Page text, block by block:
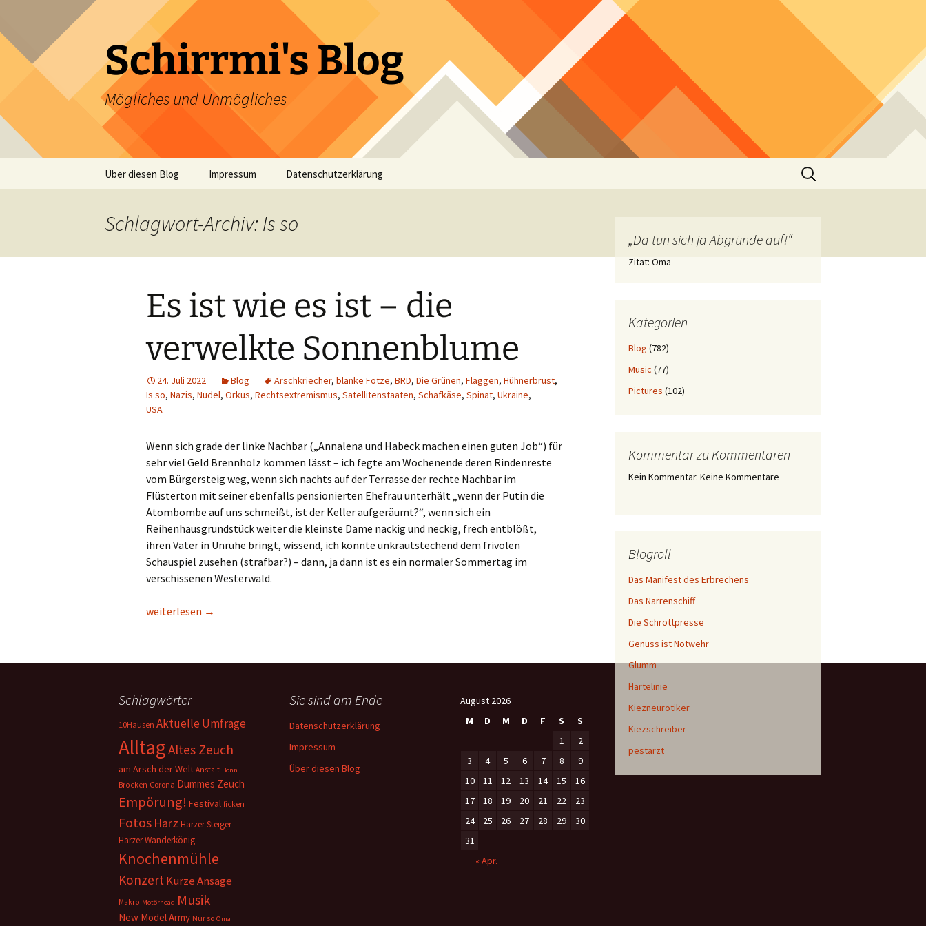
springen
Schirrmi's Blog
Mögliches und Unmögliches
Über diesen Blog Impressum Datenschutzerklärung
Suchen
nach:
Schlagwort-Archiv: Is so
Es ist wie es ist – die
verwelkte Sonnenblume
24. Juli 2022 Blog Arschkriecher, blanke Fotze, BRD, Die Grünen, Flaggen, Hühnerbrust,
Is so, Nazis, Nudel, Orkus, Rechtsextremismus, Satellitenstaaten, Schafkäse, Spinat, Ukraine,
USA
Wenn sich grade der linke Nachbar („Annalena und Habeck machen einen guten Job“) für
sehr viel Geld Brennholz kommen lässt – ich fegte am Wochenende deren Rindenreste
vom Bürgersteig weg, wenn sich nachts auf der Terrasse der rechte Nachbar im
Flüsterton mit seiner ebenfalls pensionierten Ehefrau unterhält „wenn der Putin die
Atombombe auf uns schmeißt, ist der Keller aufgeräumt?“, wenn sich ein
Reihenhausgrundstück weiter die kleinste Dame nackig und neckig, frech entblößt,
ihren Vater in Unruhe bringt, wissend, ich könnte unkrautstechend dem frivolen
Schauspiel zusehen (strafbar?) – dann, ja dann ist es ein normaler Sommertag im
verschissenen Westerwald.
Es ist wie es ist – die verwelkte Sonnenblume
weiterlesen →
„Da tun sich ja Abgründe auf!“
Zitat: Oma
Kategorien
Blog (782)
Music (77)
Pictures (102)
Kommentar zu Kommentaren
Kein Kommentar. Keine Kommentare
Blogroll
Das Manifest des Erbrechens
Das Narrenschiff
Die Schrottpresse
Genuss ist Notwehr
Glumm
Hartelinie
Kiezneurotiker
Kiezschreiber
pestarzt
Schlagwörter
10Hausen Aktuelle Umfrage
AlltagAltes Zeuch
am Arsch der Welt Anstalt Bonn
Brocken Corona Dummes Zeuch
Empörung! Festival ficken
Fotos Harz Harzer Steiger
Harzer Wanderkönig
Knochenmühle
KonzertKurze Ansage
Makro Motörhead Musik
New Model Army Nur so Oma
Sie sind am Ende
Datenschutzerklärung
Impressum
Über diesen Blog
August 2026
M
D M D F S
S
1
2
3
4 5 6 7 8
9
10
11 12 13 14 15
16
17
18 19 20 21 22
23
24
25 26 27 28 29
30
31
« Apr.